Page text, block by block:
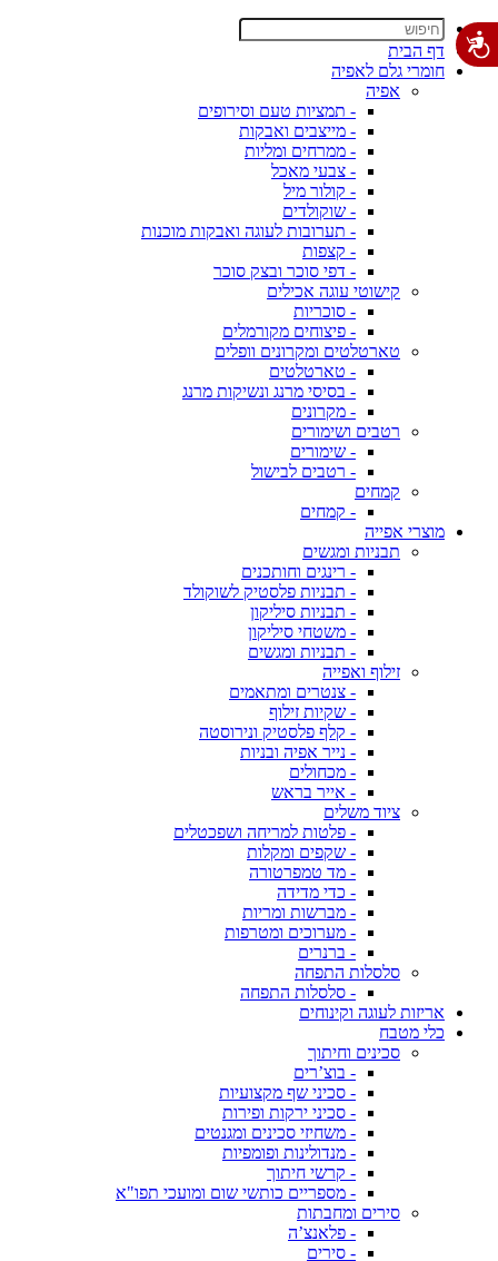
דף הבית
חומרי גלם לאפיה
אפיה
- תמציות טעם וסירופים
- מייצבים ואבקות
- ממרחים ומליות
- צבעי מאכל
- קולור מיל
- שוקולדים
- תערובות לעוגה ואבקות מוכנות
- קצפות
- דפי סוכר ובצק סוכר
קישוטי עוגה אכילים
- סוכריות
- פיצוחים מקורמלים
טארטלטים ומקרונים וופלים
- טארטלטים
- בסיסי מרנג ונשיקות מרנג
- מקרונים
רטבים ושימורים
- שימורים
- רטבים לבישול
קמחים
- קמחים
מוצרי אפייה
תבניות ומגשים
- רינגים וחותכנים
- תבניות פלסטיק לשוקולד
- תבניות סיליקון
- משטחי סיליקון
- תבניות ומגשים
זילוף ואפייה
- צנטרים ומתאמים
- שקיות זילוף
- קלף פלסטיק ונירוסטה
- נייר אפיה ובניות
- מכחולים
- אייר בראש
ציוד משלים
- פלטות למריחה ושפכטלים
- שקפים ומקלות
- מד טמפרטורה
- כדי מדידה
- מברשות ומריות
- מערוכים ומטרפות
- ברנרים
סלסלות התפחה
- סלסלות התפחה
אריזות לעוגה וקינוחים
כלי מטבח
סכינים וחיתוך
- בוצ’רים
- סכיני שף מקצועיות
- סכיני ירקות ופירות
- משחיזי סכינים ומגנטים
- מנדולינות ופומפיות
- קרשי חיתוך
- מספריים כותשי שום ומועכי תפו"א
סירים ומחבתות
- פלאנצ’ה
- סירים